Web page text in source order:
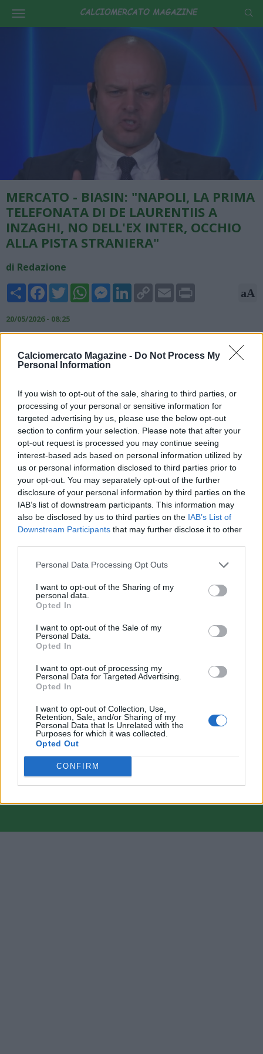
Calciomercato Magazine - Do Not Process My
Personal Information
If you wish to opt-out of the sale, sharing to third parties, or
processing of your personal or sensitive information for
targeted advertising by us, please use the below opt-out
section to confirm your selection. Please note that after your
opt-out request is processed you may continue seeing
interest-based ads based on personal information utilized by
us or personal information disclosed to third parties prior to
your opt-out. You may separately opt-out of the further
disclosure of your personal information by third parties on the
IAB’s list of downstream participants. This information may
also be disclosed by us to third parties on the IAB’s List of
Downstream Participants that may further disclose it to other
Personal Data Processing Opt Outs
I want to opt-out of the Sharing of my
personal data.
Opted In
I want to opt-out of the Sale of my
Personal Data.
Opted In
I want to opt-out of processing my
Personal Data for Targeted Advertising.
Opted In
I want to opt-out of Collection, Use,
Retention, Sale, and/or Sharing of my
Personal Data that Is Unrelated with the
Purposes for which it was collected.
Opted Out
CONFIRM
MERCATO - BIASIN: "NAPOLI, LA PRIMA
TELEFONATA DI DE LAURENTIIS A
INZAGHI, NO DELL'EX INTER, OCCHIO
ALLA PISTA STRANIERA"
di Redazione
Share FacebookTwitterWhatsAppMessengerLinkedInCopy
Link
Email aA
20/05/2026 - 08:25
Tuttomercatoweb.com: "La prima telefonata di patron De
Laurentiis è stata fatta a Simone Inzaghi. L’ex guida di Lazio e
Forse. Di sicuro si è cautelato con una serie di ulteriori
abboccamenti: Sarri c’è, Italiano c’è. Basta? Occhio alla pista
straniera… Sarri piace assai anche a Giuntoli, prossimo
dirigente atalantino. E Palladino? L’addio alla Dea è certo".
VAI ALLA VERSIONE CLASSICA
Alcune foto (screenshot) ed articoli presenti su "Calciomercato Magazine" sono in parte
giunti da internet, in quanto arrivati alla nostra attenzione attraverso regolari
comunicati stampa con immagini e testi allegati ed autorizzati alla pubblicazione, e
quindi valutati di pubblico dominio. Se i soggetti o gli autori avessero qualcosa in
contrario alla pubblicazione, non avranno che da segnalarlo alla redazione (indirizzo
redazione@napolimagazine.com
"Calciomercato Magazine" non è una testata giornalistica, ma un sito di informazione di